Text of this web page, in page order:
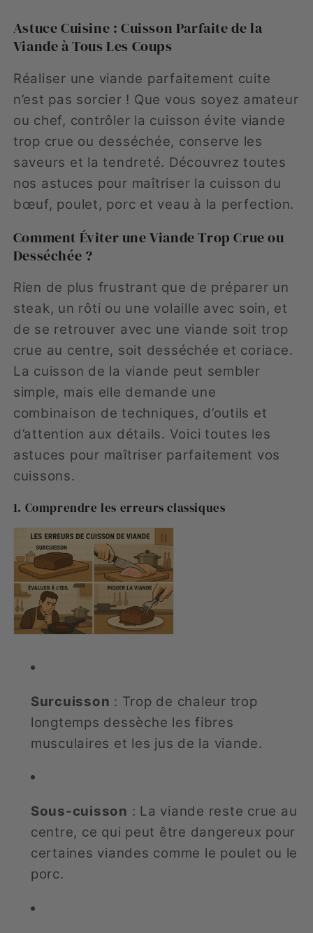
Astuce Cuisine : Cuisson Parfaite de la
Viande à Tous Les Coups
Réaliser une viande parfaitement cuite
n’est pas sorcier ! Que vous soyez amateur
ou chef, contrôler la cuisson évite viande
trop crue ou desséchée, conserve les
saveurs et la tendreté. Découvrez toutes
nos astuces pour maîtriser la cuisson du
bœuf, poulet, porc et veau à la perfection.
Comment Éviter une Viande Trop Crue ou
Desséchée ?
Rien de plus frustrant que de préparer un
steak, un rôti ou une volaille avec soin, et
de se retrouver avec une viande soit trop
crue au centre, soit desséchée et coriace.
La cuisson de la viande peut sembler
simple, mais elle demande une
combinaison de techniques, d’outils et
d’attention aux détails. Voici toutes les
astuces pour maîtriser parfaitement vos
cuissons.
1. Comprendre les erreurs classiques
Surcuisson : Trop de chaleur trop
longtemps dessèche les fibres
musculaires et les jus de la viande.
Sous-cuisson : La viande reste crue au
centre, ce qui peut être dangereux pour
certaines viandes comme le poulet ou le
porc.